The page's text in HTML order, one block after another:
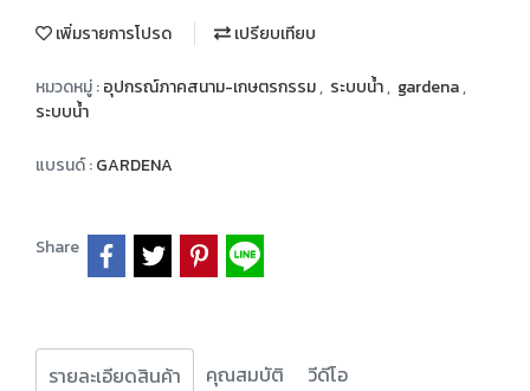
เพิ่มรายการโปรด เปรียบเทียบ
หมวดหมู่ :อุปกรณ์ภาคสนาม-เกษตรกรรม, ระบบน้ำ, gardena,
ระบบน้ำ
แบรนด์ :GARDENA
Share
รายละเอียดสินค้า คุณสมบัติ
วีดีโอ